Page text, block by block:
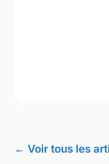
← Voir tous les